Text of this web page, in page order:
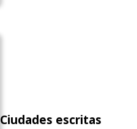
Ciudades escritas